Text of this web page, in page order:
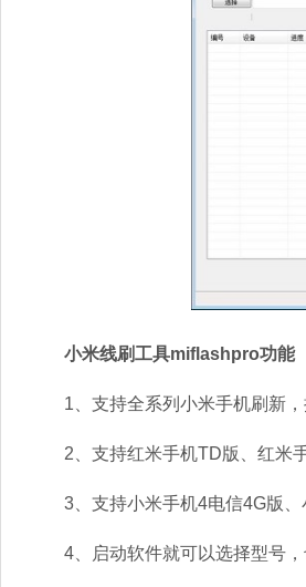
小米线刷工具miflashpro功能
1、支持全系列小米手机刷新，
2、支持红米手机TD版、红米手
3、支持小米手机4电信4G版、
4、启动软件就可以选择型号，